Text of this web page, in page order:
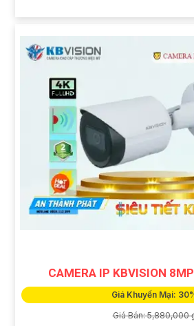
CAMERA IP KBVISION
Giá Khuyến Mại:
Giá Bán: 5,880,000